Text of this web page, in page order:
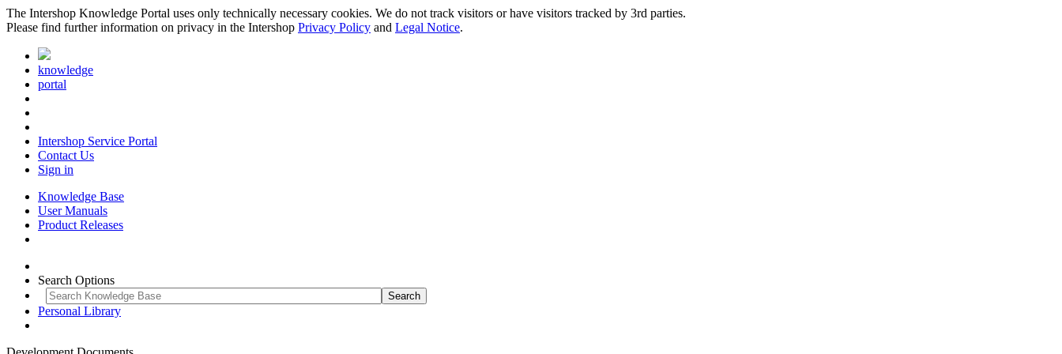
The Intershop Knowledge Portal uses only technically necessary cookies. We do not track visitors or have visitors tracked by 3rd parties.
Please find further information on privacy in the Intershop Privacy Policy and Legal Notice.
knowledge
portal
Intershop Service Portal
Contact Us
Sign in
Knowledge Base
User Manuals
Product Releases
Search Options
Personal Library